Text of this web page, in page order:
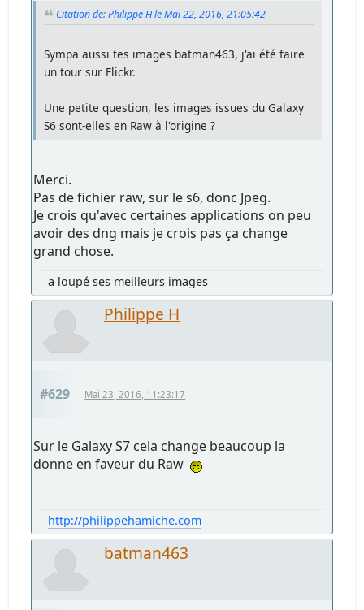
Citation de: Philippe H le Mai 22, 2016, 21:05:42
Sympa aussi tes images batman463, j'ai été faire
un tour sur Flickr.
Une petite question, les images issues du Galaxy
S6 sont-elles en Raw à l'origine ?
Merci.
Pas de fichier raw, sur le s6, donc Jpeg.
Je crois qu'avec certaines applications on peu
avoir des dng mais je crois pas ça change
grand chose.
a loupé ses meilleurs images
Philippe H
#629 Mai 23, 2016, 11:23:17
Sur le Galaxy S7 cela change beaucoup la
donne en faveur du Raw
http://philippehamiche.com
batman463